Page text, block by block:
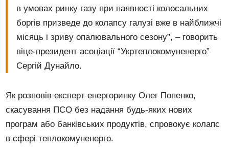
в умовах ринку газу при наявності колосальних
боргів призведе до колапсу галузі вже в найближчі
місяць і зриву опалювального сезону”, – говорить
віце-президент асоціації “Укртеплокомуненерго”
Сергій Дунайло.
Як розповів експерт енергоринку Олег Попенко,
скасування ПСО без надання будь-яких нових
програм або банківських продуктів, спровокує колапс
в сфері теплокомуненерго.